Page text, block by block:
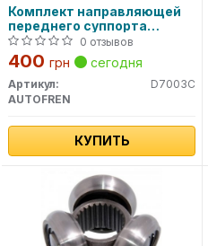
Комплект направляющей
переднего суппорта
D7003C AUTOFREN
0 отзывов
400 грн сегодня
Артикул:
D7003C
AUTOFREN
КУПИТЬ